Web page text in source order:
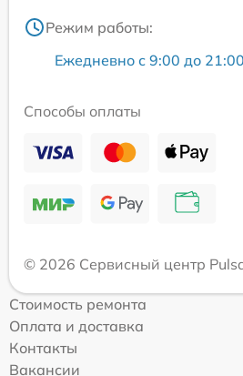
Режим работы:
Ежедневно с 9:00 до 21:00
Способы оплаты
© 2026 Сервисный центр
Стоимость ремонта
Оплата и доставка
Контакты
Вакансии